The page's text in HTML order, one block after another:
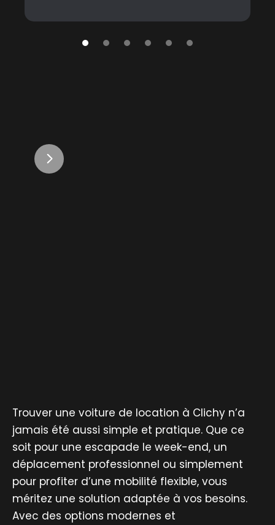
Trouver une voiture de location à Clichy n’a
jamais été aussi simple et pratique. Que ce
soit pour une escapade le week-end, un
déplacement professionnel ou simplement
pour profiter d’une mobilité flexible, vous
méritez une solution adaptée à vos besoins.
Avec des options modernes et